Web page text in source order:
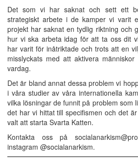
Det som vi har saknat och sett ett
strategiskt arbete i de kamper vi varit
projekt har saknat en tydlig riktning och
hur vi ska arbeta idag för att ta oss dit
har varit för inåtriktade och trots att en
misslyckats med att aktivera
vardag.
Det är bland annat dessa problem vi
i våra studier av våra internationella
vilka lösningar de funnit på problem som
det har vi hittat till specifismen och det
valt att starta Svarta Katten.
Kontakta oss på
instagram @socialanarkism.